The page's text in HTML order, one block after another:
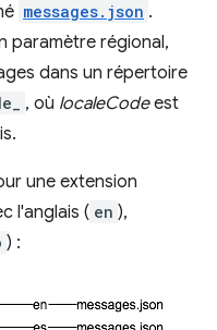
messages.json .
paramètre régional,
dans un répertoire
, où localeCodeest
une extension
l'anglais ( en ),
) :